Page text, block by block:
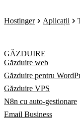
Hostinger Aplicații
GĂZDUIRE
Găzduire web
Găzduire pentru
Găzduire VPS
N8n cu auto-gestionare
Email Business